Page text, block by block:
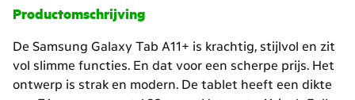
Productomschrijving
De Samsung Galaxy Tab A11+ is krachtig, stijlvol en zit
vol slimme functies. En dat voor een scherpe prijs. Het
ontwerp is strak en modern. De tablet heeft een dikte